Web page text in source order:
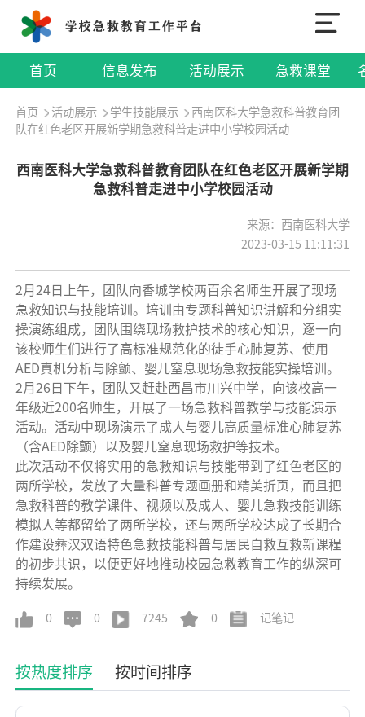
首页 信息发布 活动展示 急救课堂
首页 活动展示 学生技能展示
西南医科大学急救科普教育团
队在红色老区开展新学期急救科普走进中小学校园活动
西南医科大学急救科普教育团队在红色老区开展新学期
急救科普走进中小学校园活动
来源：西南医科大学
2023-03-15 11:11:31
2月24日上午，团队向香城学校两百余名师生开展了现场
急救知识与技能培训。培训由专题科普知识讲解和分组实
操演练组成，团队围绕现场救护技术的核心知识，逐一向
该校师生们进行了高标准规范化的徒手心肺复苏、使用
AED真机分析与除颤、婴儿窒息现场急救技能实操培训。
2月26日下午，团队又赶赴西昌市川兴中学，向该校高一
年级近200名师生，开展了一场急救科普教学与技能演示
活动。活动中现场演示了成人与婴儿高质量标准心肺复苏
（含AED除颤）以及婴儿窒息现场救护等技术。
此次活动不仅将实用的急救知识与技能带到了红色老区的
两所学校，发放了大量科普专题画册和精美折页，而且把
急救科普的教学课件、视频以及成人、婴儿急救技能训练
模拟人等都留给了两所学校，还与两所学校达成了长期合
作建设彝汉双语特色急救技能科普与居民自救互救新课程
的初步共识，以便更好地推动校园急救教育工作的纵深可
持续发展。
0 0 7245 0 记笔记
按热度排序 按时间排序